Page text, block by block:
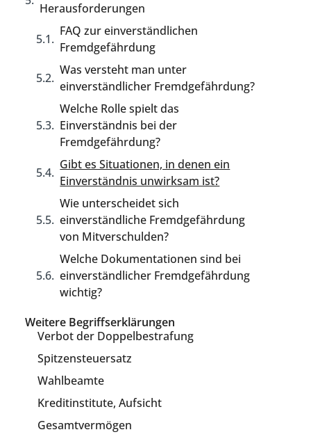
Herausforderungen
FAQ zur einverständlichen
Fremdgefährdung
Was versteht man unter
einverständlicher Fremdgefährdung?
Welche Rolle spielt das
Einverständnis bei der
Fremdgefährdung?
Gibt es Situationen, in denen ein
Einverständnis unwirksam ist?
Wie unterscheidet sich
einverständliche Fremdgefährdung
von Mitverschulden?
Welche Dokumentationen sind bei
einverständlicher Fremdgefährdung
wichtig?
Weitere Begriffserklärungen
Verbot der Doppelbestrafung
Spitzensteuersatz
Wahlbeamte
Kreditinstitute, Aufsicht
Gesamtvermögen